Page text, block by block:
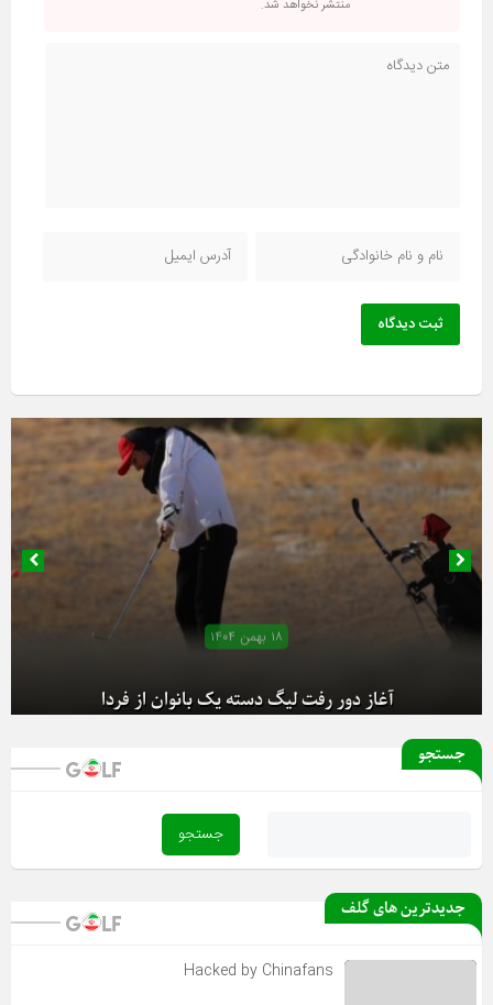
منتشر نخواهد شد.
ثبت دیدگاه
۱۸ بهمن ۱۴۰۴
آغاز دور رفت لیگ دسته یک بانوان از فردا
جستجو
جدیدترین های گلف
Hacked by Chinafans